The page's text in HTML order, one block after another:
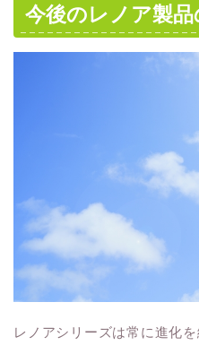
今後のレノア製品
レノアシリーズは常に進化を